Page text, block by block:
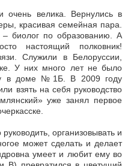
очень велика. Вернулись в
красивая семейная пара.
биолог по образованию. А
настоящий полковник!
Служили в Белоруссии,
У них много лет не было
в доме №1Б. В 2009 году
взять на себя руководство
уже занял первое
организовывать и
может сделать и делает
умеет и любит ему во